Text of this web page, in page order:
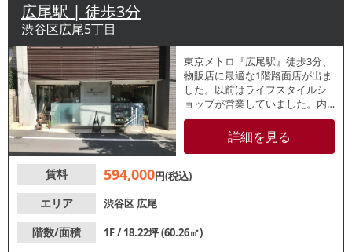
広尾駅 | 徒歩3分
渋谷区広尾5丁目
東京メトロ『広尾駅』徒歩3分、
物販店に最適な1階路面店が出ま
した。以前はライフスタイルシ
ョップが営業していました。内
装レイアウト自由自在なスケル
トンでの引渡しになります。エ
ステサロンやマッサージ・整体
おすすめです。諸条件等、お気
詳細を見る
賃料 594,000円(税込)
エリア
渋谷区 広尾
階数/面積
1F / 18.22坪 (60.26㎡)